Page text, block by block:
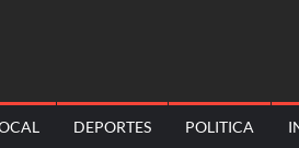
DEPORTES POLITICA